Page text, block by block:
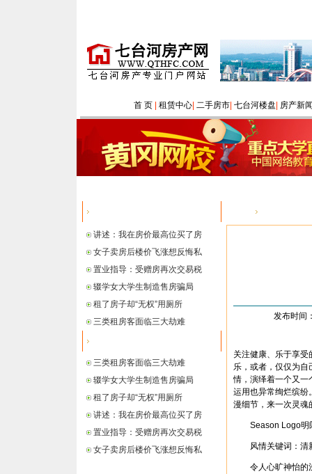
首 页| 租赁中心| 二手房市| 七台河楼盘 房产新
讲述：我在房价最高位买了房
女子卖房后楼价飞涨想反悔私
置业指导：受赠房再次交易税
辍学女大学生制造售房骗局
租了房子却“无权”用厕所
三类租房客面临三大劫难
三类租房客面临三大劫难
辍学女大学生制造售房骗局
租了房子却“无权”用厕所
讲述：我在房价最高位买了房
置业指导：受赠房再次交易税
女子卖房后楼价飞涨想反悔私
发布时间
关注健康、乐于享
乐，或者，仅仅为自
情，演绎着一个又一
运用也异常绚烂缤纷
漫细节，来一次灵魂
Season Logo明
风情关键词：清
令人心旷神怡的浅